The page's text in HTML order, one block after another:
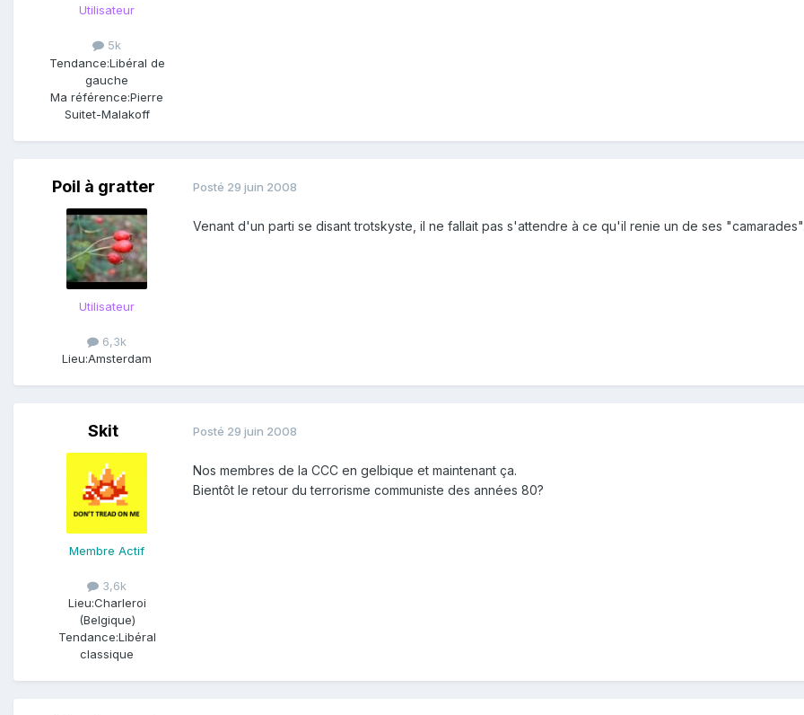
Utilisateur
5k
Tendance:Libéral de
gauche
Ma référence:Pierre
Suitet-Malakoff
Poil à gratter
Utilisateur
6,3k
Lieu:Amsterdam
Posté 29 juin 2008
Venant d'un parti se disant trotskyste, il ne fallait pas s'attendre à ce qu'il renie un de ses
Skit
Membre Actif
3,6k
Lieu:Charleroi
(Belgique)
Tendance:Libéral
classique
Posté 29 juin 2008
Nos membres de la CCC en gelbique et maintenant ça.
Bientôt le retour du terrorisme communiste des années 80?